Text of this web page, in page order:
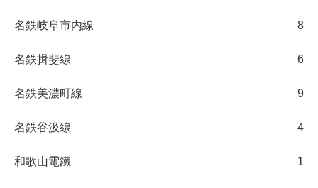
名鉄岐阜市内線 8
名鉄揖斐線 6
名鉄美濃町線 9
名鉄谷汲線 4
和歌山電鐵 1